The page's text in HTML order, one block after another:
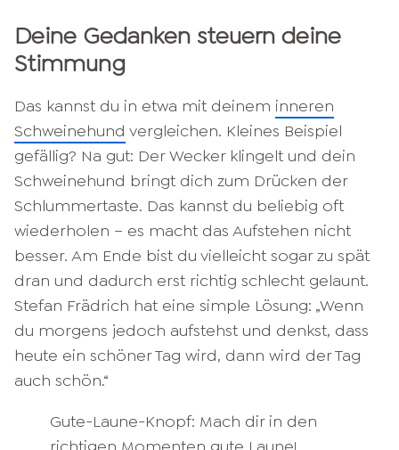
Deine Gedanken steuern deine
Stimmung
Das kannst du in etwa mit deinem inneren
Schweinehund vergleichen. Kleines Beispiel
gefällig? Na gut: Der Wecker klingelt und dein
Schweinehund bringt dich zum Drücken der
Schlummertaste. Das kannst du beliebig oft
wiederholen – es macht das Aufstehen nicht
besser. Am Ende bist du vielleicht sogar zu spät
dran und dadurch erst richtig schlecht gelaunt.
Stefan Frädrich hat eine simple Lösung: „Wenn
du morgens jedoch aufstehst und denkst, dass
heute ein schöner Tag wird, dann wird der Tag
auch schön.“
Gute-Laune-Knopf: Mach dir in den